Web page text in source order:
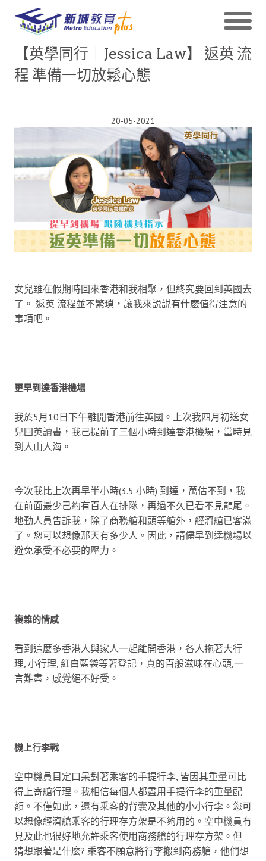
【英學同行｜Jessica Law】 返英 流
程 準備一切放鬆心態
20-05-2021
女兒雖在假期時回來香港和我相聚，但終究要回到英國去
了。 返英 流程並不繁瑣，讓我來説説有什麽值得注意的
事項吧。
更早到達香港機場
我於5月10日下午離開香港前往英國。上次我四月初送女
兒回英讀書，我己提前了三個小時到達香港機場，當時見
到人山人海。
今次我比上次再早半小時(3.5 小時) 到達，萬估不到，我
在前面最少己約有百人在排隊，再過不久已看不見龍尾。
地勤人員告訴我，除了商務艙和頭等艙外，經濟艙已客滿
了。您可以想像那天有多少人。因此，請儘早到達機場以
避免承受不必要的壓力。
複雜的情感
看到這麼多香港人與家人一起離開香港，各人拖著大行
理, 小行理, 紅白藍袋等著登記，真的百般滋味在心頭,一
言難盡，感覺絕不好受。
機上行李戰
空中機員目定口呆對著乘客的手提行李, 皆因其重量可比
得上寄艙行理。我相信每個人都盡用手提行李的重量配
額。不僅如此，還有乘客的背囊及其他的小小行李。您可
以想像經濟艙乘客的行理存方架是不夠用的。空中機員有
見及此也很好地允許乘客使用商務艙的行理存方架。但
猜想跟著是什麼? 乘客不願意將行李搬到商務艙，他們想